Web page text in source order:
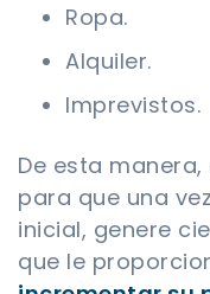
Ropa.
Alquiler.
Imprevistos.
De esta
para que una
inicial, genere
que le